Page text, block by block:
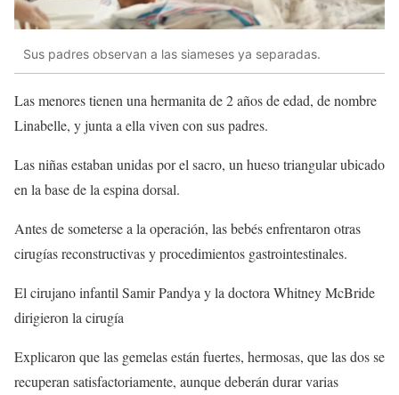
Sus padres observan a las siameses ya separadas.
Las menores tienen una hermanita de 2 años de edad, de nombre
Linabelle, y junta a ella viven con sus padres.
Las niñas estaban unidas por el sacro, un hueso triangular ubicado
en la base de la espina dorsal.
Antes de someterse a la operación, las bebés enfrentaron otras
cirugías reconstructivas y procedimientos gastrointestinales.
El cirujano infantil Samir Pandya y la doctora Whitney McBride
dirigieron la cirugía
Explicaron que las gemelas están fuertes, hermosas, que las dos se
recuperan satisfactoriamente, aunque deberán durar varias